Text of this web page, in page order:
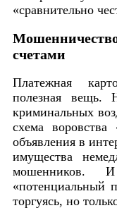
«сравнительно
счетами
Платежная
полезная вещь.
криминальных
схема
объявления в
имущества
мошенников.
«потенциальный
торгуясь, но